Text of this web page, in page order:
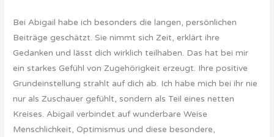
Bei Abigail habe ich besonders die langen, persönlichen
Beiträge geschätzt. Sie nimmt sich Zeit, erklärt ihre
Gedanken und lässt dich wirklich teilhaben. Das hat bei mir
ein starkes Gefühl von Zugehörigkeit erzeugt. Ihre positive
Grundeinstellung strahlt auf dich ab. Ich habe mich bei ihr nie
nur als Zuschauer gefühlt, sondern als Teil eines netten
Kreises. Abigail verbindet auf wunderbare Weise
Menschlichkeit, Optimismus und diese besondere,